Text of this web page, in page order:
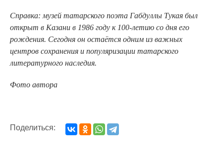
Справка: музей татарского поэта Габдуллы Тукая был
открыт в Казани в 1986 году к 100-летию со дня его
рождения. Сегодня он остаётся одним из важных
центров сохранения и популяризации татарского
литературного наследия.
Фото автора
Поделиться: